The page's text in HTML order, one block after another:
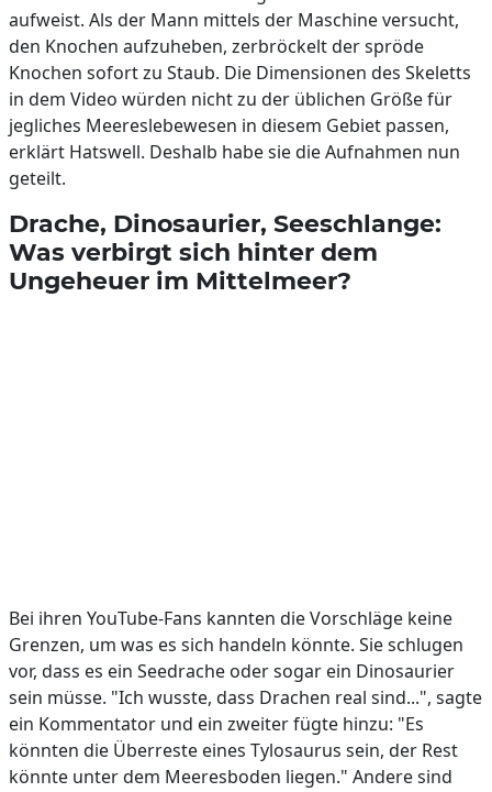
aufweist. Als der Mann mittels der Maschine versucht,
den Knochen aufzuheben, zerbröckelt der spröde
Knochen sofort zu Staub. Die Dimensionen des Skeletts
in dem Video würden nicht zu der üblichen Größe für
jegliches Meereslebewesen in diesem Gebiet passen,
erklärt Hatswell. Deshalb habe sie die Aufnahmen nun
geteilt.
Drache, Dinosaurier, Seeschlange:
Was verbirgt sich hinter dem
Ungeheuer im Mittelmeer?
Bei ihren YouTube-Fans kannten die Vorschläge keine
Grenzen, um was es sich handeln könnte. Sie schlugen
vor, dass es ein Seedrache oder sogar ein Dinosaurier
sein müsse. "Ich wusste, dass Drachen real sind...", sagte
ein Kommentator und ein zweiter fügte hinzu: "Es
könnten die Überreste eines Tylosaurus sein, der Rest
könnte unter dem Meeresboden liegen." Andere sind